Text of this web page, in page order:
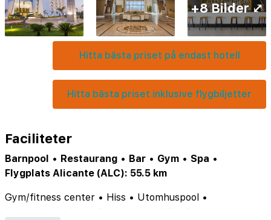
Hitta bästa priset på endast hotell
Hitta bästa priset inklusive flygbiljetter
+8 Bilder ⤢
Faciliteter
Barnpool • Restaurang • Bar • Gym • Spa •
Flygplats Alicante (ALC): 55.5 km
Gym/fitness center • Hiss • Utomhuspool •